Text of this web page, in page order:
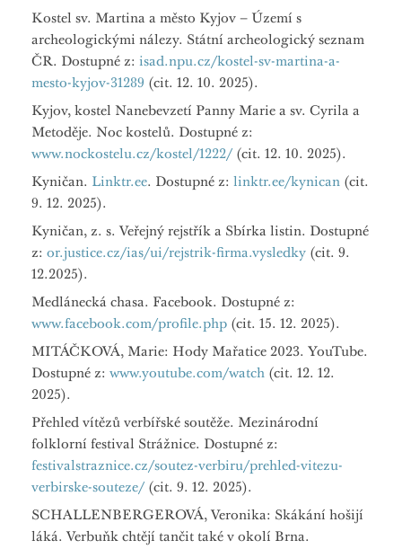
Kostel sv. Martina a město Kyjov – Území s
archeologickými nálezy. Státní archeologický seznam
ČR. Dostupné z: isad.npu.cz/kostel-sv-martina-a-
mesto-kyjov-31289 (cit. 12. 10. 2025).
Kyjov, kostel Nanebevzetí Panny Marie a sv. Cyrila a
Metoděje. Noc kostelů. Dostupné z:
www.nockostelu.cz/kostel/1222/ (cit. 12. 10. 2025).
Kyničan. Linktr.ee. Dostupné z: linktr.ee/kynican (cit.
9. 12. 2025).
Kyničan, z. s. Veřejný rejstřík a Sbírka listin. Dostupné
z: or.justice.cz/ias/ui/rejstrik-firma.vysledky (cit. 9.
12.2025).
Medlánecká chasa. Facebook. Dostupné z:
www.facebook.com/profile.php (cit. 15. 12. 2025).
MITÁČKOVÁ, Marie: Hody Mařatice 2023. YouTube.
Dostupné z: www.youtube.com/watch (cit. 12. 12.
2025).
Přehled vítězů verbířské soutěže. Mezinárodní
folklorní festival Strážnice. Dostupné z:
festivalstraznice.cz/soutez-verbiru/prehled-vitezu-
verbirske-souteze/ (cit. 9. 12. 2025).
SCHALLENBERGEROVÁ, Veronika: Skákání hošijí
láká. Verbuňk chtějí tančit také v okolí Brna.